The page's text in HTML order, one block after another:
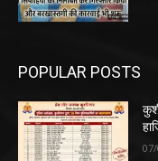
POPULAR POSTS